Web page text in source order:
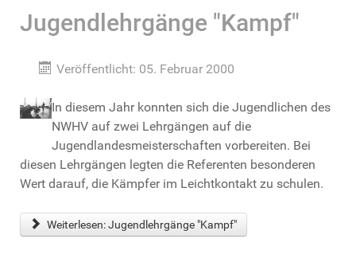
Jugendlehrgänge "Kampf"
Veröffentlicht: 05. Februar 2000
In diesem Jahr konnten sich die Jugendlichen des
NWHV auf zwei Lehrgängen auf die
Jugendlandesmeisterschaften vorbereiten. Bei
diesen Lehrgängen legten die Referenten besonderen
Wert darauf, die Kämpfer im Leichtkontakt zu schulen.
Weiterlesen: Jugendlehrgänge "Kampf"